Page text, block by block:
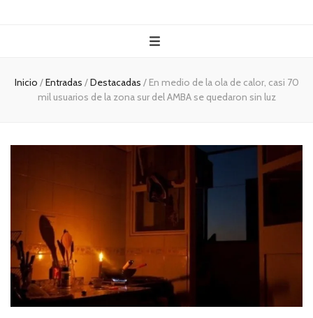
Todo es
(rosca)
política
Inicio /Entradas /Destacadas / En medio de la ola de calor, casi 70
mil usuarios de la zona sur del AMBA se quedaron sin luz